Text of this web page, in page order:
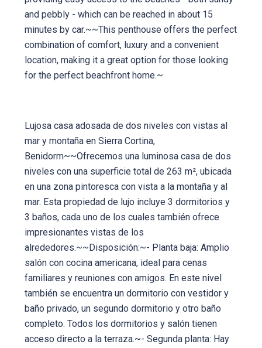
and pebbly - which can be reached in about 15
minutes by car.~~This penthouse offers the perfect
combination of comfort, luxury and a convenient
location, making it a great option for those looking
for the perfect beachfront home.~
Lujosa casa adosada de dos niveles con vistas al
mar y montaña en Sierra Cortina,
Benidorm~~Ofrecemos una luminosa casa de dos
niveles con una superficie total de 263 m², ubicada
en una zona pintoresca con vista a la montaña y al
mar. Esta propiedad de lujo incluye 3 dormitorios y
3 baños, cada uno de los cuales también ofrece
impresionantes vistas de los
alrededores.~~Disposición:~- Planta baja: Amplio
salón con cocina americana, ideal para cenas
familiares y reuniones con amigos. En este nivel
también se encuentra un dormitorio con vestidor y
baño privado, un segundo dormitorio y otro baño
completo. Todos los dormitorios y salón tienen
acceso directo a la terraza.~- Segunda planta: Hay